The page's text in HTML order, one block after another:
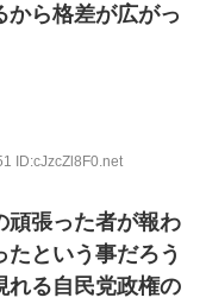
から格差が広がっ
ID:cJzcZl8F0.net
頑張った者が報わ
という事だろう
れる自民党政権の